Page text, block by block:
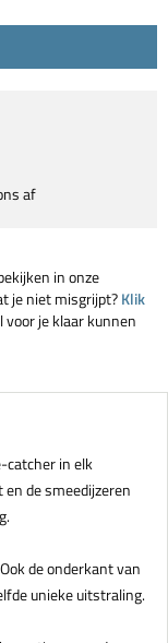
af
in onze
je niet misgrijpt?Klik
je klaar kunnen
catcher in elk
de smeedijzeren
de onderkant van
unieke uitstraling.